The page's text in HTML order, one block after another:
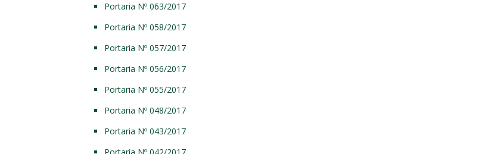
Portaria Nº 063/2017
Portaria Nº 058/2017
Portaria Nº 057/2017
Portaria Nº 056/2017
Portaria Nº 055/2017
Portaria Nº 048/2017
Portaria Nº 043/2017